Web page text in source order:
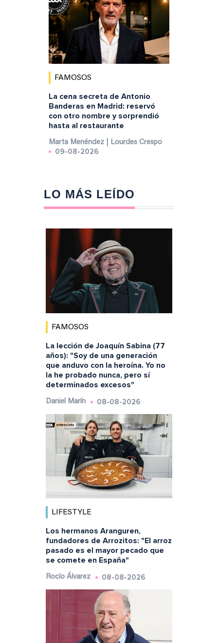
FAMOSOS
La cena secreta de Antonio
Banderas en Madrid: reservó
con otro nombre y sorprendió
hasta al restaurante
Marta Menéndez | Lourdes Crespo
09-08-2026
LO MÁS LEÍDO
FAMOSOS
La lección de Joaquín Sabina (77
años): "Soy de una generación
que anduvo con la heroína. Yo no
la he probado nunca, pero sí
determinados excesos"
Daniel Marín 08-08-2026
LIFESTYLE
Los hermanos Aranguren,
fundadores de Arrozitos: "El arroz
pasado es el mayor pecado que
se comete en España"
Rocío Álvarez 08-08-2026